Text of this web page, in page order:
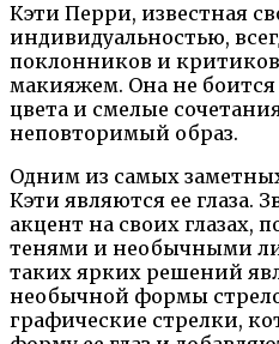
Кэти Перри, известная
индивидуальностью,
поклонников и
макияжем. Она не боится
цвета и смелые
неповторимый образ.
Одним из самых
Кэти являются ее глаза.
акцент на своих глазах,
тенями и необычными
таких ярких решений
необычной формы
графические стрелки,